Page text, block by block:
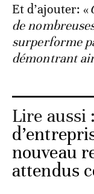
Et d’ajouter: «
de
surperforme
démontrant
Lire aussi :
nouveau
attendus